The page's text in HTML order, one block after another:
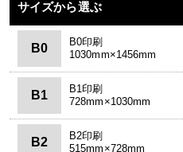
サイズから選ぶ
B0
B0印刷
1030mm×1456mm
B1
B1印刷
728mm×1030mm
B2
B2印刷
515mm×728mm